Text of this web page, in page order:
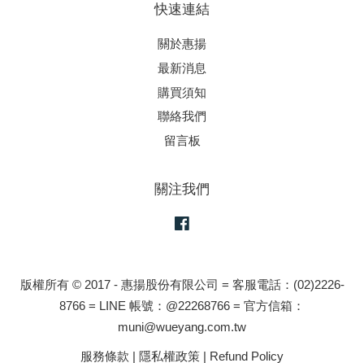
快速連結
關於惠揚
最新消息
購買須知
聯絡我們
留言板
關注我們
版權所有 © 2017 - 惠揚股份有限公司 = 客服電話：(02)2226-
8766 = LINE 帳號：@22268766 = 官方信箱：
muni@wueyang.com.tw
服務條款 | 隱私權政策 | Refund Policy